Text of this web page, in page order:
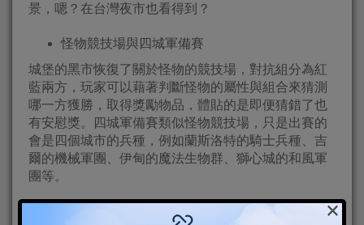
景，嗯？在台灣夜市也看得到？
怪物競技場與四城軍備賽
城堡的黑市恢復了關於怪物的競技場，對抗組分為紅
藍兩方，玩家可以藉著判斷怪物的屬性與組合來猜測
哪一方獲勝，取得獎勵物品，體貼的是即便猜錯了也
有安慰獎。四城軍備賽類似怪物競技場，只是出賽的
會是四個城市的兵種，例如蘭斯洛特的騎士兵種、吉
爾的機械軍團、伊甸的魔法生物群、獅心城的和風軍
團等。
×